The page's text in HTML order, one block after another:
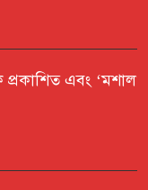
এবং ‘মশাল